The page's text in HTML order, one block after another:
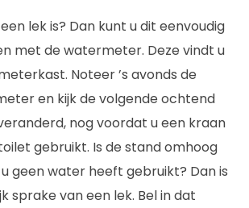
lek is? Dan kunt u dit eenvoudig
met de watermeter. Deze vindt u
Noteer ’s avonds de
en kijk de volgende ochtend
nog voordat u een kraan
gebruikt. Is de stand omhoog
geen water heeft gebruikt? Dan is
sprake van een lek. Bel in dat